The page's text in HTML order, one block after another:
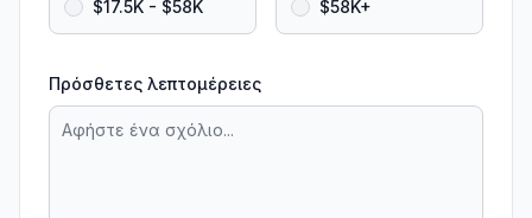
$17.5K - $58K $58K+
Πρόσθετες λεπτομέρειες